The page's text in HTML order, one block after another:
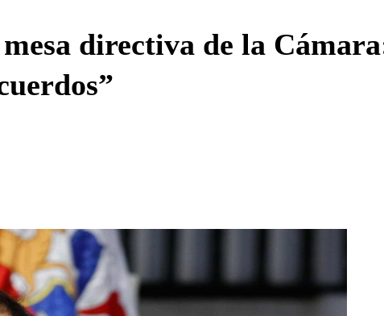
directiva de la